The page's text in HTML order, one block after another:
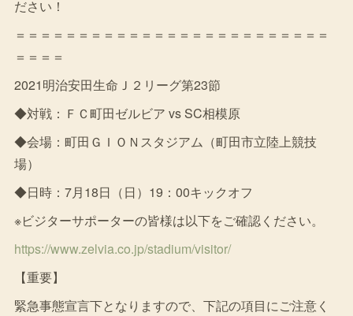
ださい！
＝＝＝＝＝＝＝＝＝＝＝＝＝＝＝＝＝＝＝＝＝＝＝＝＝
＝＝＝＝
2021明治安田生命Ｊ２リーグ第23節
◆対戦：ＦＣ町田ゼルビア vs SC相模原
◆会場：町田ＧＩＯＮスタジアム（町田市立陸上競技
場）
◆日時：7月18日（日）19：00キックオフ
※ビジターサポーターの皆様は以下をご確認ください。
https://www.zelvia.co.jp/stadium/visitor/
【重要】
緊急事態宣言下となりますので、下記の項目にご注意く